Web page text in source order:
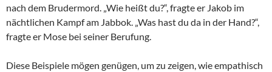
nach dem Brudermord. „Wie heißt du?“, fragte er Jakob im
nächtlichen Kampf am Jabbok. „Was hast du da in der Hand?“,
fragte er Mose bei seiner Berufung.
Diese Beispiele mögen genügen, um zu zeigen, wie empathisch